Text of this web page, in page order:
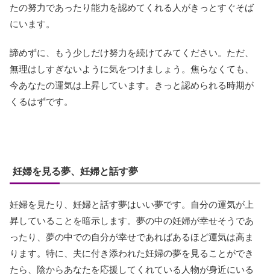
たの努力であったり能力を認めてくれる人がきっとすぐそば
にいます。
諦めずに、もう少しだけ努力を続けてみてください。ただ、
無理はしすぎないように気をつけましょう。焦らなくても、
今あなたの運気は上昇しています。きっと認められる時期が
くるはずです。
妊婦を見る夢、妊婦と話す夢
妊婦を見たり、妊婦と話す夢はいい夢です。自分の運気が上
昇していることを暗示します。夢の中の妊婦が幸せそうであ
ったり、夢の中での自分が幸せであればあるほど運気は高ま
ります。特に、夫に付き添われた妊婦の夢を見ることができ
たら、陰からあなたを応援してくれている人物が身近にいる